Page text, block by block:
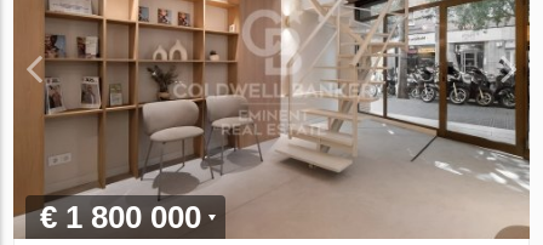
€ 1 800 000